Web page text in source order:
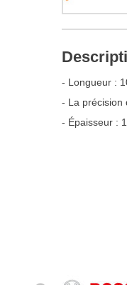
- Longueur :
- La précision
- Épaisseur :